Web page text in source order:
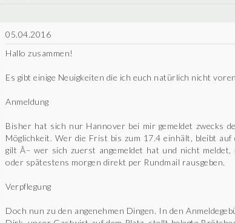
05.04.2016
Hallo zusammen!
Es gibt einige Neuigkeiten die ich euch natürlich nicht
Anmeldung
Bisher hat sich nur Hannover bei mir gemeldet zwecks
Möglichkeit. Wer die Frist bis zum 17.4 einhält, bleibt
gilt Â– wer sich zuerst angemeldet hat und nicht
oder spätestens morgen direkt per Rundmail rausgeben.
Verpflegung
Doch nun zu den angenehmen Dingen. In den